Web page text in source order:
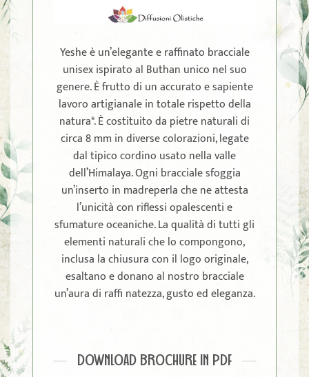
Yeshe è un’elegante e raffinato bracciale
unisex ispirato al Buthan unico nel suo
genere. È frutto di un accurato e sapiente
lavoro artigianale in totale rispetto della
natura*. È costituito da pietre naturali di
circa 8 mm in diverse colorazioni, legate
dal tipico cordino usato nella valle
dell’Himalaya. Ogni bracciale sfoggia
un’inserto in madreperla che ne attesta
l’unicità con riflessi opalescenti e
sfumature oceaniche. La qualità di tutti gli
elementi naturali che lo compongono,
inclusa la chiusura con il logo originale,
esaltano e donano al nostro bracciale
un’aura di raffi natezza, gusto ed eleganza.
DOWNLOAD BROCHURE IN PDF